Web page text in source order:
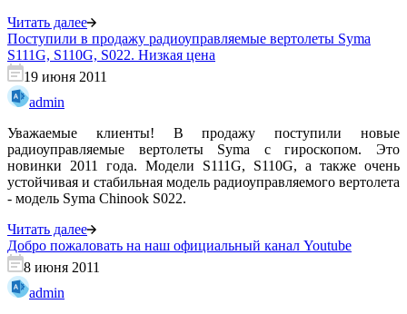
Читать далее
Поступили в продажу радиоуправляемые вертолеты Syma
S111G, S110G, S022. Низкая цена
19 июня 2011
admin
Уважаемые клиенты! В продажу поступили новые
радиоуправляемые вертолеты Syma с гироскопом. Это
новинки 2011 года. Модели S111G, S110G, а также очень
устойчивая и стабильная модель радиоуправляемого вертолета
- модель Syma Chinook S022.
Читать далее
Добро пожаловать на наш официальный канал Youtube
8 июня 2011
admin